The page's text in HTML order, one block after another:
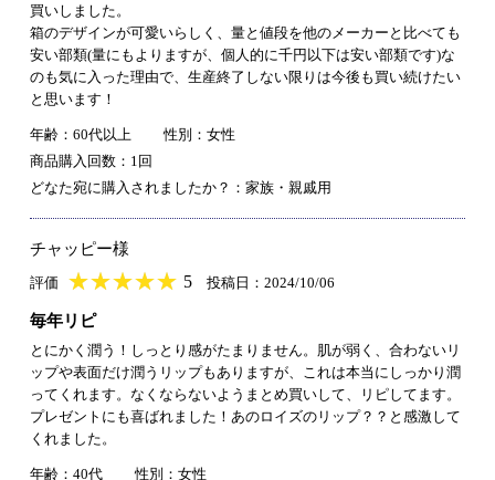
買いしました。
箱のデザインが可愛いらしく、量と値段を他のメーカーと比べても
安い部類(量にもよりますが、個人的に千円以下は安い部類です)な
のも気に入った理由で、生産終了しない限りは今後も買い続けたい
と思います！
年齢：60代以上
性別：女性
商品購入回数：1回
どなた宛に購入されましたか？：家族・親戚用
チャッピー様
評価 ★★★★★
★★★★★ 5 投稿日：2024/10/06
毎年リピ
とにかく潤う！しっとり感がたまりません。肌が弱く、合わないリ
ップや表面だけ潤うリップもありますが、これは本当にしっかり潤
ってくれます。なくならないようまとめ買いして、リピしてます。
プレゼントにも喜ばれました！あのロイズのリップ？？と感激して
くれました。
年齢：40代
性別：女性